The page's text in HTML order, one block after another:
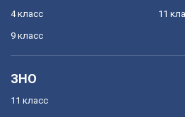
4 класс
9 класс
11
ЗНО
11 класс